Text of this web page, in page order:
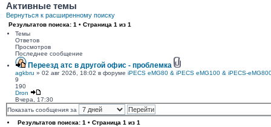
Активные темы
Вернуться к расширенному поиску
Результатов поиска: 1 • Страница 1 из 1
Темы
Ответов
Просмотров
Последнее сообщение
Переезд атс в другой офис - проблемка
agkbru » 02 авг 2026, 18:02 в форуме iPECS eMG80 & iPECS eMG100 & iPECS-
9
190
Dron
Вчера, 17:30
Показать сообщения за
Результатов поиска: 1 • Страница 1 из 1